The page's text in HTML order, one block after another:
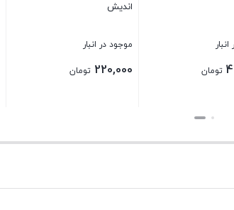
تومان
اندیش
موجود در انبار
220,000 تومان